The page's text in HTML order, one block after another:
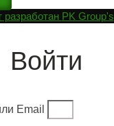
разработан PK Group's
Войти
Email